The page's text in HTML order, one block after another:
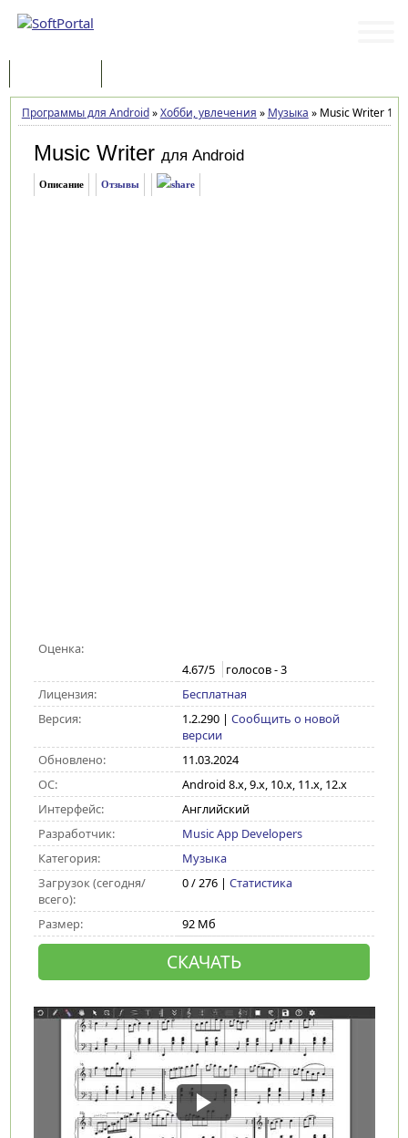
Программы для Android»Хобби, увлечения » Музыка »Music Writer
Music Writer для Android
Описание Отзывы
Оценка:
4.67/5 голосов -3
Лицензия:
Бесплатная
Версия:
1.2.290| Сообщить о новой
версии
Обновлено:
11.03.2024
ОС:
Android 8.x, 9.x, 10.x, 11.x, 12.x
Интерфейс:
Английский
Разработчик:
Music App Developers
Категория:
Музыка
Загрузок (сегодня/
всего):
0 / 276 | Статистика
Размер: 92 Мб
СКАЧАТЬ